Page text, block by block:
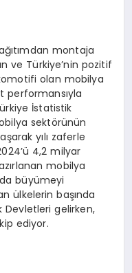
montaja
ve Türkiye’nin pozitif
olan mobilya
performansıyla
İstatistik
sektörünün
yılı zaferle
4,2 milyar
mobilya
büyümeyi
ülkelerin başında
Devletleri gelirken,
ediyor.